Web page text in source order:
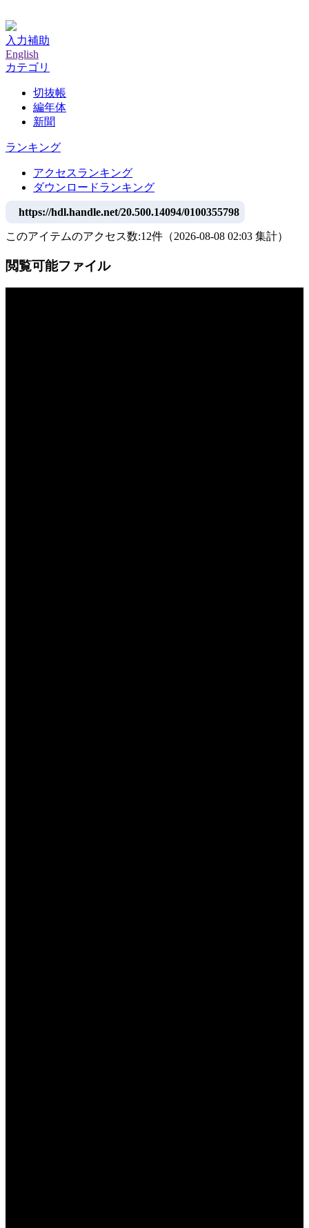
入力補助
English
カテゴリ
切抜帳
編年体
新聞
ランキング
アクセスランキング
ダウンロードランキング
https://hdl.handle.net/20.500.14094/0100355798
このアイテムのアクセス数:12件 （2026-08-08 02:03 集計）
閲覧可能ファイル